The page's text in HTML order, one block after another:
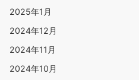
2025年1月
2024年12月
2024年11月
2024年10月